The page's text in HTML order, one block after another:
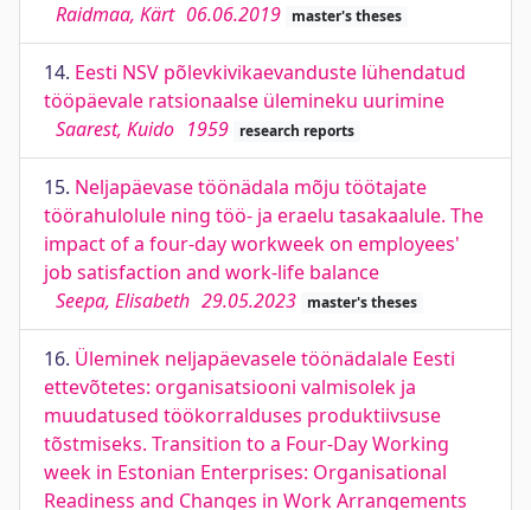
Raidmaa, Kärt 06.06.2019 master's theses
14. Eesti NSV põlevkivikaevanduste lühendatud
tööpäevale ratsionaalse ülemineku uurimine
Saarest, Kuido 1959 research reports
15. Neljapäevase töönädala mõju töötajate
töörahulolule ning töö- ja eraelu tasakaalule. The
impact of a four-day workweek on employees'
job satisfaction and work-life balance
Seepa, Elisabeth 29.05.2023 master's theses
16. Üleminek neljapäevasele töönädalale Eesti
ettevõtetes: organisatsiooni valmisolek ja
muudatused töökorralduses produktiivsuse
tõstmiseks. Transition to a Four-Day Working
week in Estonian Enterprises: Organisational
Readiness and Changes in Work Arrangements